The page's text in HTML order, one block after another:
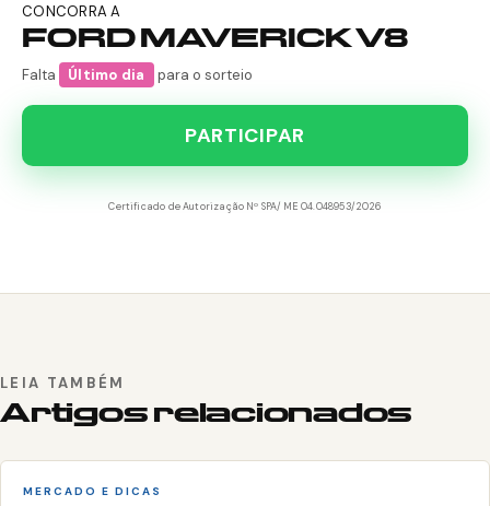
CONCORRA A
FORD MAVERICK V8
Falta Último dia para o sorteio
PARTICIPAR
Certificado de Autorização Nº SPA/ME 04.048953/2026
LEIA TAMBÉM
Artigos relacionados
MERCADO E DICAS